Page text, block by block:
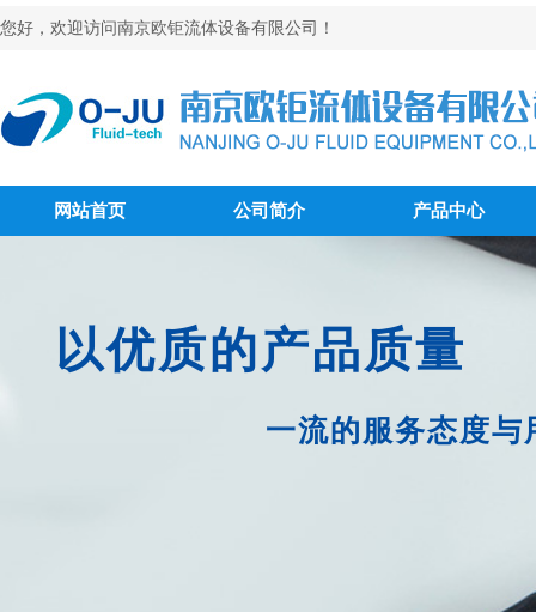
您好，欢迎访问南京欧钜流体设备有限公司！
网站首页 公司简介 产品中心
以优质的产品质量
一流的服务态度与